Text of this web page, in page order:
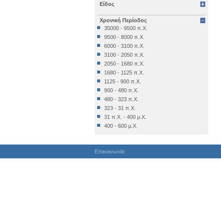
Επιγραφή Δημόσια
Επιγραφή Θρησκευτική
Επιγραφή Ιδιωτική
Έπιπλο
Εργαλείο
Έργο Γραπτού Λόγου
Έργο Γραπτού Λόγου (Θρησκευτικό)
Έργο Διακοσμητικό
Εργο Ζωγραφικό
Έργο Ζωγραφικό
Έργο Ζωγραφικό - Κατασκευή
Έργο Κοροπλαστικής
Έργο Μεταλλοτεχνίας
Έργο Μικροπλαστικής
Έργο Χρυσοκεντητικής
Έργο ψηφιδωτό
Είδος
Χρονική Περίοδος
35000 - 9500 π.Χ.
9500 - 8000 π.Χ.
6000 - 3100 π.Χ.
3100 - 2050 π.Χ.
2050 - 1680 π.Χ.
1680 - 1125 π.Χ.
1125 - 900 π.Χ.
900 - 480 π.Χ.
480 - 323 π.Χ.
323 - 31 π.Χ.
31 π.Χ. - 400 μ.Χ.
400 - 600 μ.Χ.
1024 - 1453 μ.Χ.
1453 - 1821 μ.Χ.
Επικοινωνία